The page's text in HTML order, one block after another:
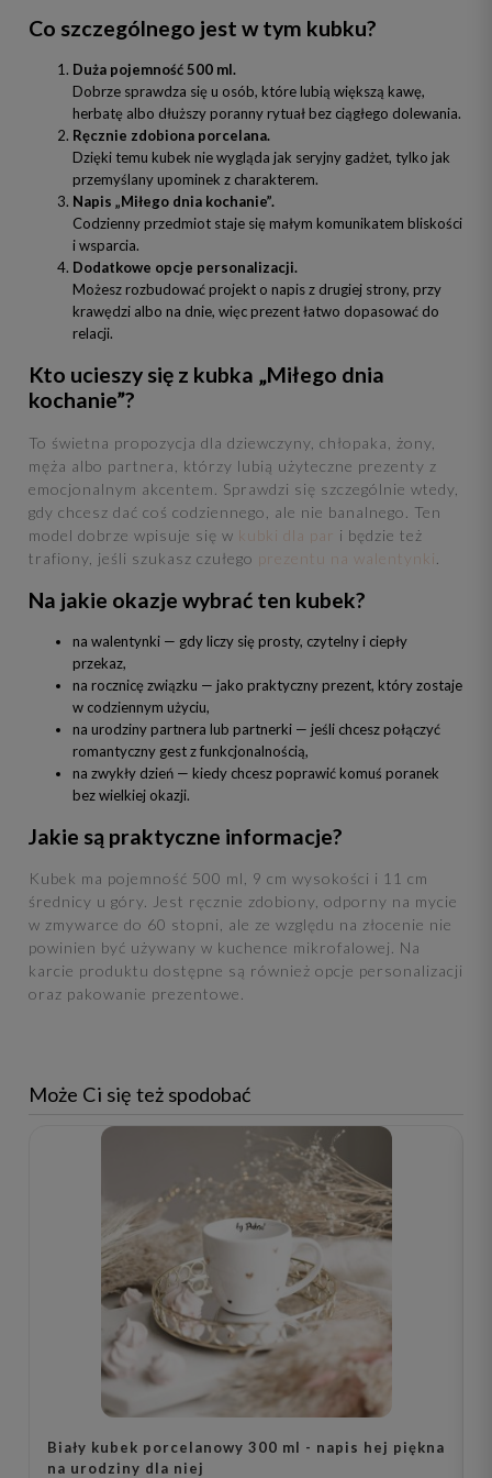
Co szczególnego jest w tym kubku?
Duża pojemność 500 ml.
Dobrze sprawdza się u osób, które lubią większą kawę,
herbatę albo dłuższy poranny rytuał bez ciągłego dolewania.
Ręcznie zdobiona porcelana.
Dzięki temu kubek nie wygląda jak seryjny gadżet, tylko jak
przemyślany upominek z charakterem.
Napis „Miłego dnia kochanie”.
Codzienny przedmiot staje się małym komunikatem bliskości
i wsparcia.
Dodatkowe opcje personalizacji.
Możesz rozbudować projekt o napis z drugiej strony, przy
krawędzi albo na dnie, więc prezent łatwo dopasować do
relacji.
Kto ucieszy się z kubka „Miłego dnia
kochanie”?
To świetna propozycja dla dziewczyny, chłopaka, żony,
męża albo partnera, którzy lubią użyteczne prezenty z
emocjonalnym akcentem. Sprawdzi się szczególnie wtedy,
gdy chcesz dać coś codziennego, ale nie banalnego. Ten
model dobrze wpisuje się w kubki dla par i będzie też
trafiony, jeśli szukasz czułego prezentu na walentynki
Na jakie okazje wybrać ten kubek?
na walentynki — gdy liczy się prosty, czytelny i ciepły
przekaz,
na rocznicę związku — jako praktyczny prezent, który zostaje
w codziennym użyciu,
na urodziny partnera lub partnerki — jeśli chcesz połączyć
romantyczny gest z funkcjonalnością,
na zwykły dzień — kiedy chcesz poprawić komuś poranek
bez wielkiej okazji.
Jakie są praktyczne informacje?
Kubek ma pojemność 500 ml, 9 cm wysokości i 11 cm
średnicy u góry. Jest ręcznie zdobiony, odporny na mycie
w zmywarce do 60 stopni, ale ze względu na złocenie nie
powinien być używany w kuchence mikrofalowej. Na
karcie produktu dostępne są również opcje personalizacji
oraz pakowanie prezentowe.
Może Ci się też spodobać
Biały kubek porcelanowy 300 ml - napis hej piękna
na urodziny dla niej